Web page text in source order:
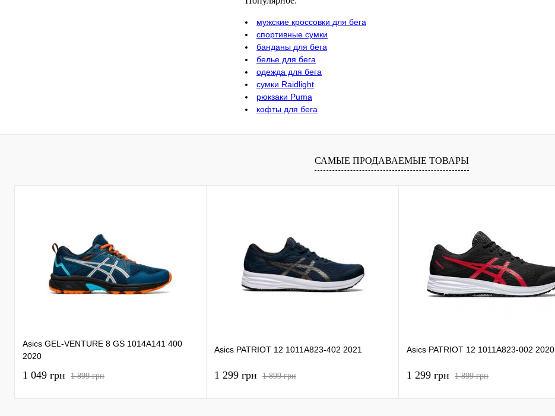
мужские кроссовки для бега
спортивные сумки
банданы для бега
белье для бега
одежда для бега
сумки Raidlight
рюкзаки Puma
кофты для бега
САМЫЕ ПРОДАВАЕМЫЕ ТОВАРЫ
Asics GEL-VENTURE 8 GS 1014A141 400
2020
1 049 грн 1 899 грн
Asics PATRIOT 12 1011A823-402 2021
1 299 грн 1 899 грн
Asics PATRIOT 12 1011A823-002 2020
1 299 грн 1 899 грн